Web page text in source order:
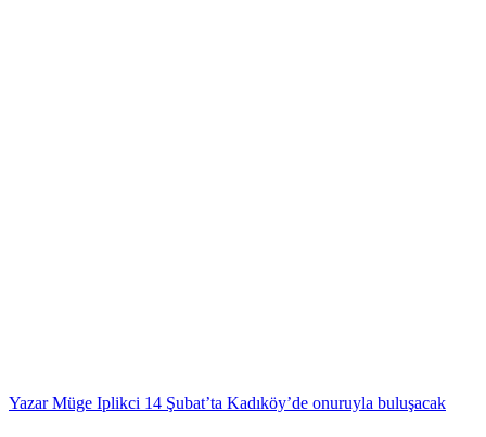
Yazar Müge Iplikci 14 Şubat’ta Kadıköy’de onuruyla buluşacak